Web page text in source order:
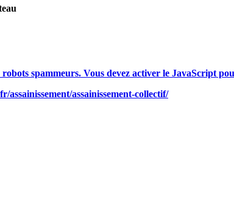
robots spammeurs. Vous devez activer le JavaScript
assainissement-collectif/